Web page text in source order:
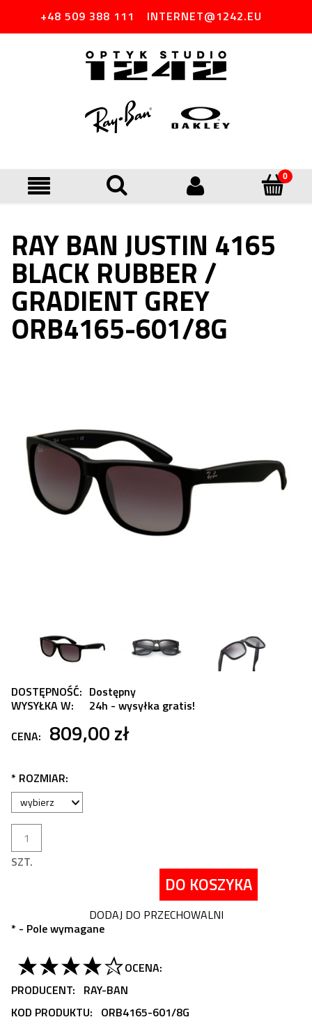
+48 509 388 111 INTERNET@1242.EU
RAY BAN JUSTIN 4165
BLACK RUBBER /
GRADIENT GREY
ORB4165-601/8G
DOSTĘPNOŚĆ: Dostępny
WYSYŁKA W:
24h - wysyłka gratis!
CENA: 809,00 zł
* ROZMIAR:
SZT.
DO KOSZYKA
DODAJ DO PRZECHOWALNI
* - Pole wymagane
OCENA:
PRODUCENT: RAY-BAN
KOD PRODUKTU: ORB4165-601/8G